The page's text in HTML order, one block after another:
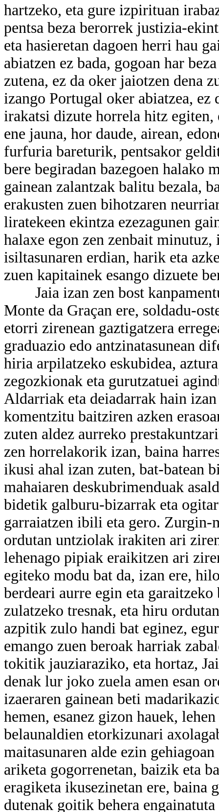
hartzeko, eta gure izpirituan
pentsa beza berorrek justizia-
eta hasieretan dagoen herri hau
abiatzen ez bada, gogoan har
zutena, ez da oker jaiotzen dena
izango Portugal oker abiatzea,
irakatsi dizute horrela hitz
ene jauna, hor daude, airean,
furfuria bareturik, pentsakor
bere begiradan bazegoen halako
gainean zalantzak balitu bezala,
erakusten zuen bihotzaren
liratekeen ekintza ezezagunen
halaxe egon zen zenbait minutuz,
isiltasunaren erdian, harik eta
zuen kapitainek esango dizuete
Jaia izan zen bost
Monte da Graçan ere, soldadu-
etorri zirenean gaztigatzera
graduazio edo antzinatasunean
hiria arpilatzeko eskubidea,
zegozkionak eta gurutzatuei
Aldarriak eta deiadarrak hain
komentzitu baitziren azken
zuten aldez aurreko
zen horrelakorik izan, baina
ikusi ahal izan zuten, bat-batean
mahaiaren deskubrimenduak
bidetik galburu-bizarrak eta
garraiatzen ibili eta gero. Zurgin-
ordutan untziolak irakiten ari
lehenago pipiak eraikitzen ari
egiteko modu bat da, izan ere,
berdeari aurre egin eta
zulatzeko tresnak, eta hiru
azpitik zulo handi bat eginez,
emango zuen beroak harriak
tokitik jauziaraziko, eta hortaz,
denak lur joko zuela amen esan
izaeraren gainean beti
hemen, esanez gizon hauek,
belaunaldien etorkizunari
maitasunaren alde ezin
ariketa gogorrenetan, baizik eta
eragiketa ikusezinetan ere, baina
dutenak goitik behera